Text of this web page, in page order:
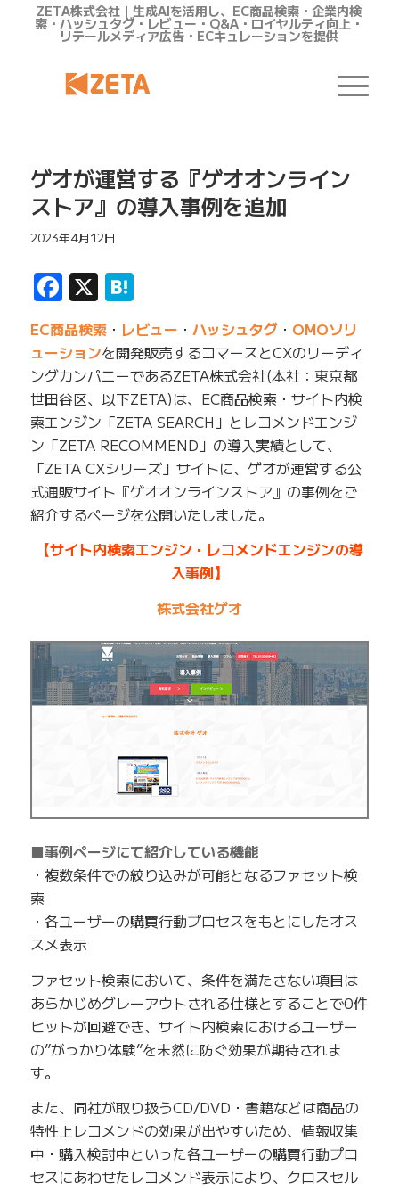
ZETA株式会社｜生成AIを活用し、EC商品検索・企業内検
索・ハッシュタグ・レビュー・Q&A・ロイヤルティ向上・
リテールメディア広告・ECキュレーションを提供
ゲオが運営する『ゲオオンライン
ストア』の導入事例を追加
2023年4月12日
Facebook
X Hatena
EC商品検索・ レビュー ・ ハッシュタグ・ OMOソリ
ューションを開発販売するコマースとCXのリーディ
ングカンパニーであるZETA株式会社(本社：東京都
世田谷区、以下ZETA)は、EC商品検索・サイト内検
索エンジン「ZETA SEARCH」とレコメンドエンジ
ン「ZETA RECOMMEND」の導入実績として、
「ZETA CXシリーズ」サイトに、ゲオが運営する公
式通販サイト『ゲオオンラインストア』の事例をご
紹介するページを公開いたしました。
【サイト内検索エンジン・レコメンドエンジンの導
入事例】
株式会社ゲオ
■事例ページにて紹介している機能
・複数条件での絞り込みが可能となるファセット検
索
・各ユーザーの購買行動プロセスをもとにしたオス
スメ表示
ファセット検索において、条件を満たさない項目は
あらかじめグレーアウトされる仕様とすることで0件
ヒットが回避でき、サイト内検索におけるユーザー
の”がっかり体験”を未然に防ぐ効果が期待されま
す。
また、同社が取り扱うCD/DVD・書籍などは商品の
特性上レコメンドの効果が出やすいため、情報収集
中・購入検討中といった各ユーザーの購買行動プロ
セスにあわせたレコメンド表示により、クロスセル